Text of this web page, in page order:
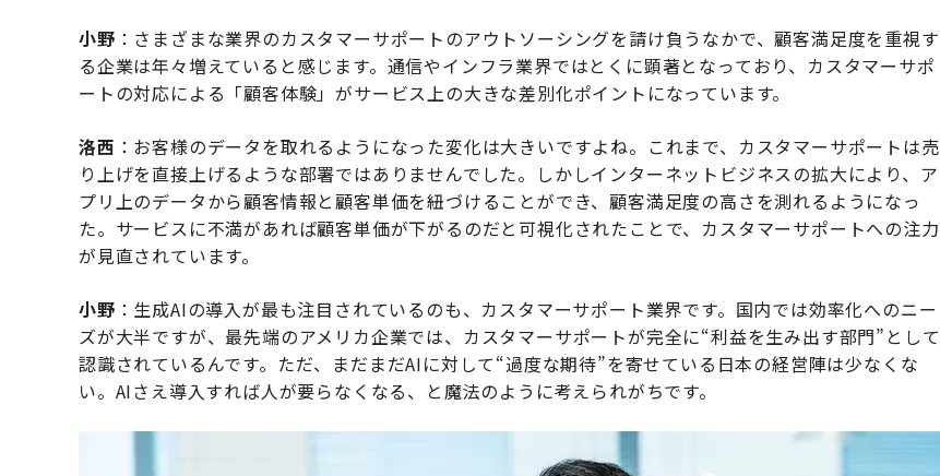
小野 ：さまざまな業界のカスタマーサポートのアウトソーシングを請け負うなかで、顧客満足度を重視す
る企業は年々増えていると感じます。通信やインフラ業界ではとくに顕著となっており、カスタマーサポ
ートの対応による「顧客体験」がサービス上の大きな差別化ポイントになっています。
洛西 ：お客様のデータを取れるようになった変化は大きいですよね。これまで、カスタマーサポートは売
り上げを直接上げるような部署ではありませんでした。しかしインターネットビジネスの拡大により、ア
プリ上のデータから顧客情報と顧客単価を紐づけることができ、顧客満足度の高さを測れるようになっ
た。サービスに不満があれば顧客単価が下がるのだと可視化されたことで、カスタマーサポートへの注力
が見直されています。
小野 ：生成AIの導入が最も注目されているのも、カスタマーサポート業界です。国内では効率化へのニー
ズが大半ですが、最先端のアメリカ企業では、カスタマーサポートが完全に“利益を生み出す部門”として
認識されているんです。ただ、まだまだAIに対して“過度な期待”を寄せている日本の経営陣は少なくな
い。AIさえ導入すれば人が要らなくなる、と魔法のように考えられがちです。